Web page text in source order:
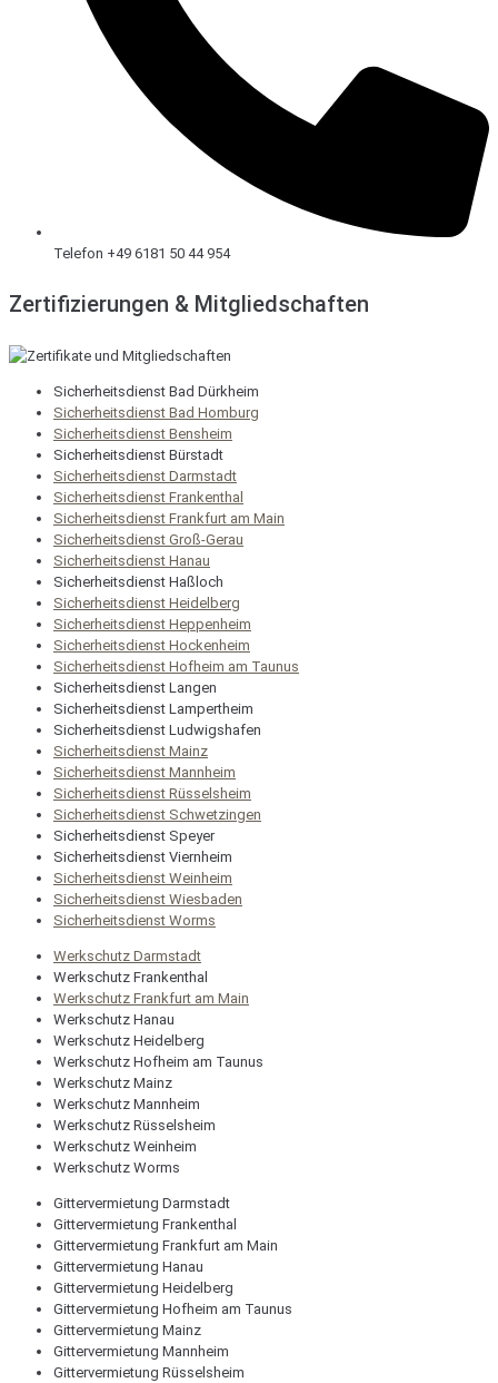
Telefon +49 6181 50 44 954
Zertifizierungen & Mitgliedschaften
Sicherheitsdienst Bad Dürkheim
Sicherheitsdienst Bad Homburg
Sicherheitsdienst Bensheim
Sicherheitsdienst Bürstadt
Sicherheitsdienst Darmstadt
Sicherheitsdienst Frankenthal
Sicherheitsdienst Frankfurt am Main
Sicherheitsdienst Groß-Gerau
Sicherheitsdienst Hanau
Sicherheitsdienst Haßloch
Sicherheitsdienst Heidelberg
Sicherheitsdienst Heppenheim
Sicherheitsdienst Hockenheim
Sicherheitsdienst Hofheim am Taunus
Sicherheitsdienst Langen
Sicherheitsdienst Lampertheim
Sicherheitsdienst Ludwigshafen
Sicherheitsdienst Mainz
Sicherheitsdienst Mannheim
Sicherheitsdienst Rüsselsheim
Sicherheitsdienst Schwetzingen
Sicherheitsdienst Speyer
Sicherheitsdienst Viernheim
Sicherheitsdienst Weinheim
Sicherheitsdienst Wiesbaden
Sicherheitsdienst Worms
Werkschutz Darmstadt
Werkschutz Frankenthal
Werkschutz Frankfurt am Main
Werkschutz Hanau
Werkschutz Heidelberg
Werkschutz Hofheim am Taunus
Werkschutz Mainz
Werkschutz Mannheim
Werkschutz Rüsselsheim
Werkschutz Weinheim
Werkschutz Worms
Gittervermietung Darmstadt
Gittervermietung Frankenthal
Gittervermietung Frankfurt am Main
Gittervermietung Hanau
Gittervermietung Heidelberg
Gittervermietung Hofheim am Taunus
Gittervermietung Mainz
Gittervermietung Mannheim
Gittervermietung Rüsselsheim